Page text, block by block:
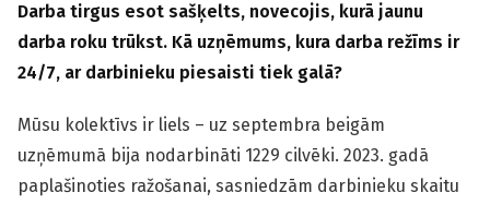
Darba tirgus esot sašķelts, novecojis, kurā jaunu
darba roku trūkst. Kā uzņēmums, kura darba režīms ir
24/7, ar darbinieku piesaisti tiek galā?
Mūsu kolektīvs ir liels – uz septembra beigām
uzņēmumā bija nodarbināti 1229 cilvēki. 2023. gadā
paplašinoties ražošanai, sasniedzām darbinieku skaitu